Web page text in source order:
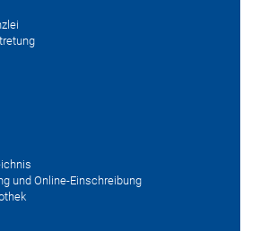
und Online-Einschreibung